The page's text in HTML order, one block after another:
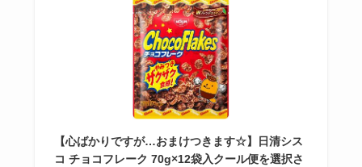
【心ばかりですが…おまけつきます☆】日清シス
コ チョコフレーク 70g×12袋入クール便を選択さ